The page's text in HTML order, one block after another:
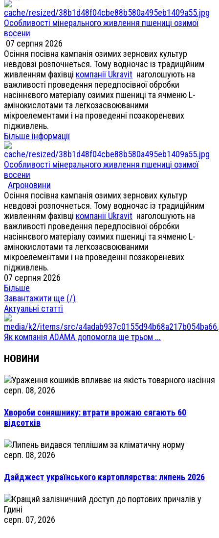
Особливості мінерального живлення пшениці озимої
восени
07 серпня 2026
Осіння посівна кампанія озимих зернових культур
невдовзі розпочнеться. Тому водночас із традиційним
живленням фахівці компанії Ukravit наголошують на
важливості проведення передпосівної обробки
насіннєвого матеріалу озимих пшениці та ячменю L-
амінокислотами та легкозасвоюваними
мікроелементами і на проведенні позакореневих
підживлень.
Більше інформації
Особливості мінерального живлення пшениці озимої
восени
Агроновини
Осіння посівна кампанія озимих зернових культур
невдовзі розпочнеться. Тому водночас із традиційним
живленням фахівці компанії Ukravit наголошують на
важливості проведення передпосівної обробки
насіннєвого матеріалу озимих пшениці та ячменю L-
амінокислотами та легкозасвоюваними
мікроелементами і на проведенні позакореневих
підживлень.
07 серпня 2026
Більше
Завантажити ще (/)
Актуальні статті
Як компанія ADAMA допомогла ще трьом ...
НОВИНИ
серп. 08, 2026
Хвороби соняшнику: втрати врожаю сягають 60
відсотків
серп. 08, 2026
Дайджест українського картоплярства: липень 2026
серп. 07, 2026